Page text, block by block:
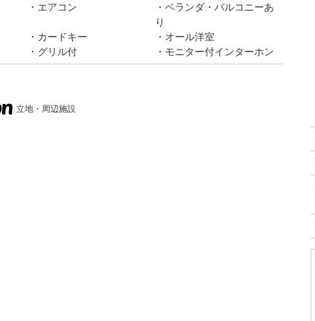
エアコン
ベランダ・バルコニーあ
り
カードキー
オール洋室
グリル付
モニター付インターホン
立地・周辺施設